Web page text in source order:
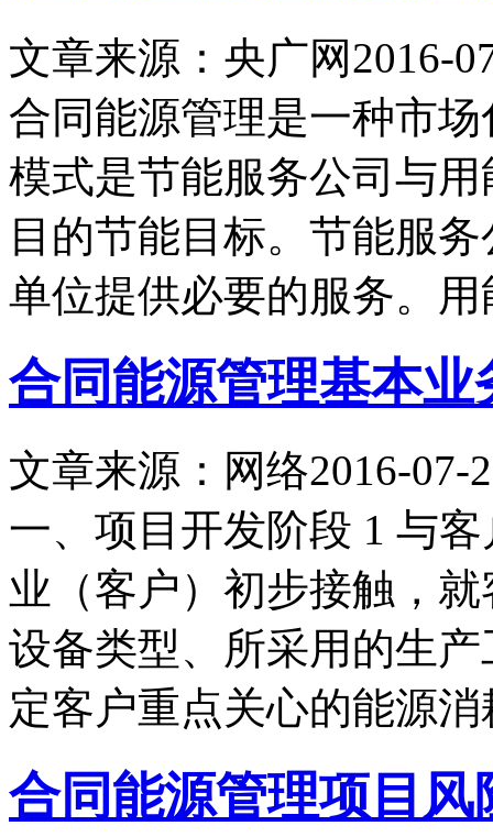
文章来源：央广网2016-
合同能源管理是一种市
模式是节能服务公司与
目的节能目标。节能服
单位提供必要的服务。用
合同能源管理基本业
文章来源：网络2016-07-
一、项目开发阶段 1 与
业（客户）初步接触，
设备类型、所采用的生
定客户重点关心的能源消
合同能源管理项目